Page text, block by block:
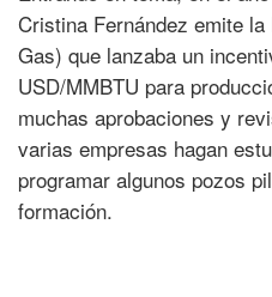
Cristina Fernández emite
Gas) que lanzaba un
USD/MMBTU para
muchas aprobaciones y
varias empresas hagan
programar algunos pozos
formación.